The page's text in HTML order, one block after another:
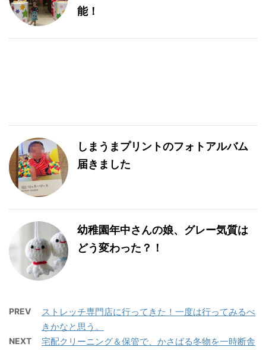
能！
しまうまプリントのフォトアルバム
届きました
幼稚園年中さんの娘、グレー気質は
どう変わった？！
PREV
ストレッチ専門店に行ってきた！一度は行ってみるべ
きかなと思う。
NEXT 宅配クリーニング＆保管で、かさばる冬物を一時断舎